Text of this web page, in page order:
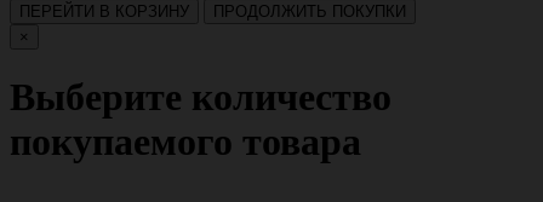
ПЕРЕЙТИ В КОРЗИНУ
ПРОДОЛЖИТЬ ПОКУПКИ
×
Выберите количество
покупаемого товара